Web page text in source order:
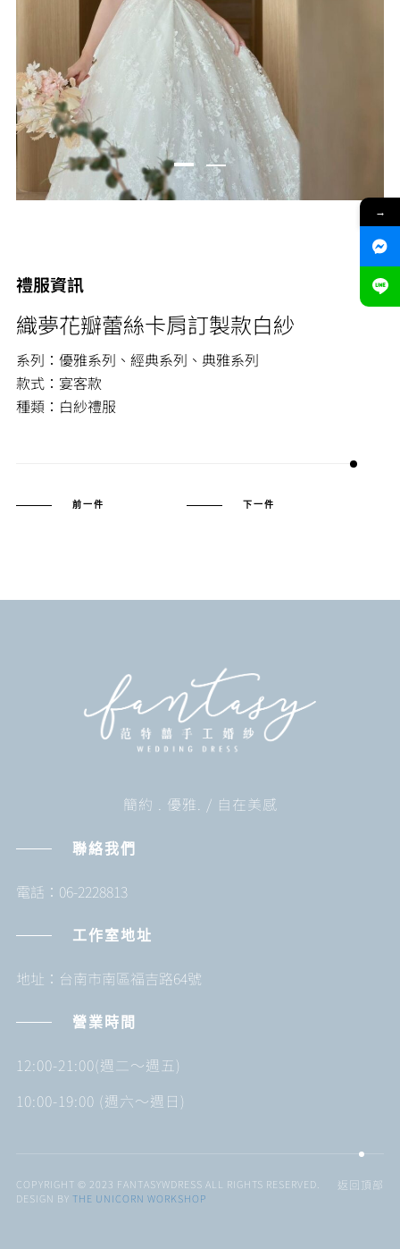
禮服資訊
織夢花瓣蕾絲卡肩訂製款白紗
系列：優雅系列、經典系列、典雅系列
款式：宴客款
種類：白紗禮服
前一件 下一件
簡約 . 優雅. / 自在美感
聯絡我們
電話：06-2228813
工作室地址
地址：台南市南區福吉路64號
營業時間
12:00-21:00(週二～週五)
10:00-19:00 (週六～週日)
COPYRIGHT © 2023 FANTASYWDRESS ALL RIGHTS RESERVED.
DESIGN BY THE UNICORN WORKSHOP
返回頂部
→